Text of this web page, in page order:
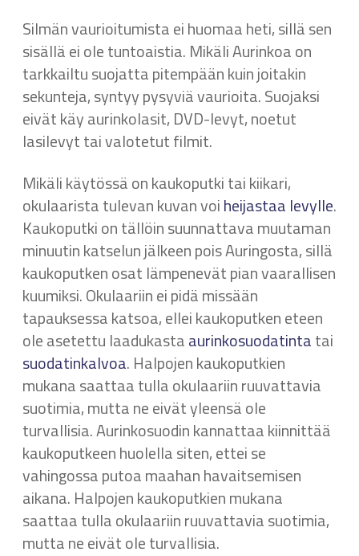
Silmän vaurioitumista ei huomaa heti, sillä sen
sisällä ei ole tuntoaistia. Mikäli Aurinkoa on
tarkkailtu suojatta pitempään kuin joitakin
sekunteja, syntyy pysyviä vaurioita. Suojaksi
eivät käy aurinkolasit, DVD-levyt, noetut
lasilevyt tai valotetut filmit.
Mikäli käytössä on kaukoputki tai kiikari,
okulaarista tulevan kuvan voiheijastaa levylle.
Kaukoputki on tällöin suunnattava muutaman
minuutin katselun jälkeen pois Auringosta, sillä
kaukoputken osat lämpenevät pian vaarallisen
kuumiksi. Okulaariin ei pidä missään
tapauksessa katsoa, ellei kaukoputken eteen
ole asetettu laadukastaaurinkosuodatintatai
suodatinkalvoa. Halpojen kaukoputkien
mukana saattaa tulla okulaariin ruuvattavia
suotimia, mutta ne eivät yleensä ole
turvallisia. Aurinkosuodin kannattaa kiinnittää
kaukoputkeen huolella siten, ettei se
vahingossa putoa maahan havaitsemisen
aikana. Halpojen kaukoputkien mukana
saattaa tulla okulaariin ruuvattavia suotimia,
mutta ne eivät ole turvallisia.